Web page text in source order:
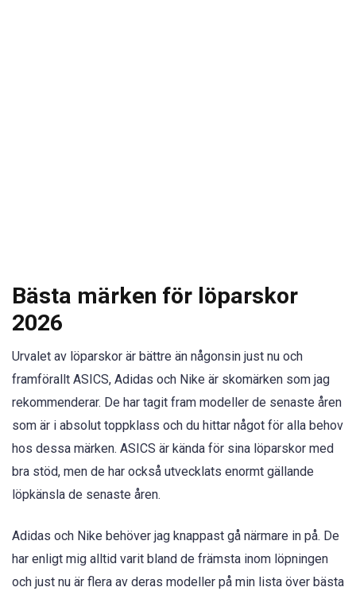
Bästa märken för löparskor
2026
Urvalet av löparskor är bättre än någonsin just nu och
framförallt ASICS, Adidas och Nike är skomärken som jag
rekommenderar. De har tagit fram modeller de senaste åren
som är i absolut toppklass och du hittar något för alla behov
hos dessa märken. ASICS är kända för sina löparskor med
bra stöd, men de har också utvecklats enormt gällande
löpkänsla de senaste åren.
Adidas och Nike behöver jag knappast gå närmare in på. De
har enligt mig alltid varit bland de främsta inom löpningen
och just nu är flera av deras modeller på min lista över bästa